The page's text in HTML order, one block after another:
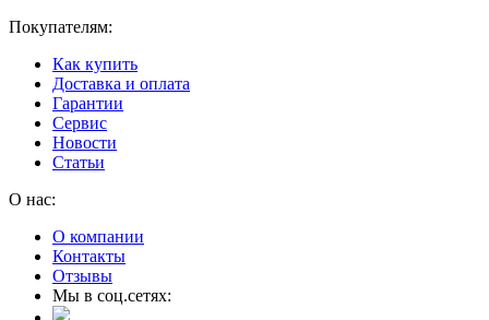
Покупателям:
Как купить
Доставка и оплата
Гарантии
Сервис
Новости
Статьи
О нас:
О компании
Контакты
Отзывы
Мы в соц.сетях: